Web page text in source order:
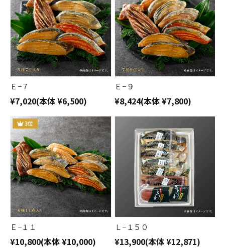
Ｅ−７
¥7,020(本体 ¥6,500)
Ｅ−９
¥8,424(本体 ¥7,800)
Ｅ−１１
¥10,800(本体 ¥10,000)
Ｌ−１５０
¥13,900(本体 ¥12,871)